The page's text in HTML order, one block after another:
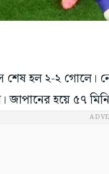
শেষ হল ২-২ গোলে।
হয়ে ৫৭